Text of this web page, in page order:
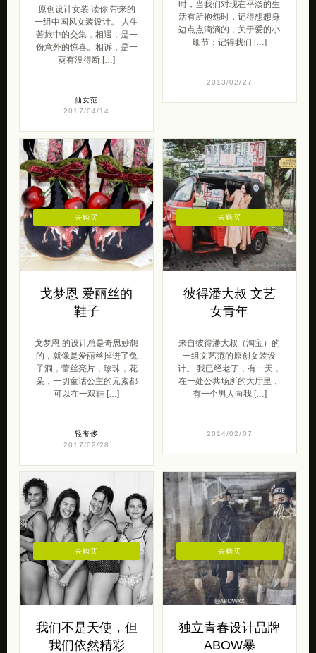
原创设计女装 读你 带来的
一组中国风女装设计。 人生
苦旅中的交集，相遇，是一
份意外的惊喜。相诉，是一
葵有没得断 […]
仙女范
2017/04/14
时，当我们对现在平淡的生
活有所抱怨时，记得想想身
边点点滴滴的，关于爱的小
细节；记得我们 […]
2013/02/27
戈梦恩 爱丽丝的
鞋子
戈梦恩 的设计总是奇思妙想
的，就像是爱丽丝掉进了兔
子洞，蕾丝亮片，珍珠，花
朵，一切童话公主的元素都
可以在一双鞋 […]
轻奢侈
2017/02/28
去购买
彼得潘大叔 文艺
女青年
来自彼得潘大叔（淘宝）的
一组文艺范的原创女装设
计。 我已经老了，有一天，
在一处公共场所的大厅里，
有一个男人向我 […]
2014/02/07
去购买
我们不是天使，但
我们依然精彩
去购买
独立青春设计品牌
ABOW暴
去购买